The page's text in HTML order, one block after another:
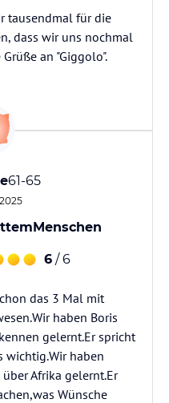
tausendmal für die
dass wir uns nochmal
an "Giggolo".
61-65
6 / 6
das 3 Mal mit
haben Boris
gelernt.Er spricht
wichtig.Wir haben
Afrika gelernt.Er
Wünsche